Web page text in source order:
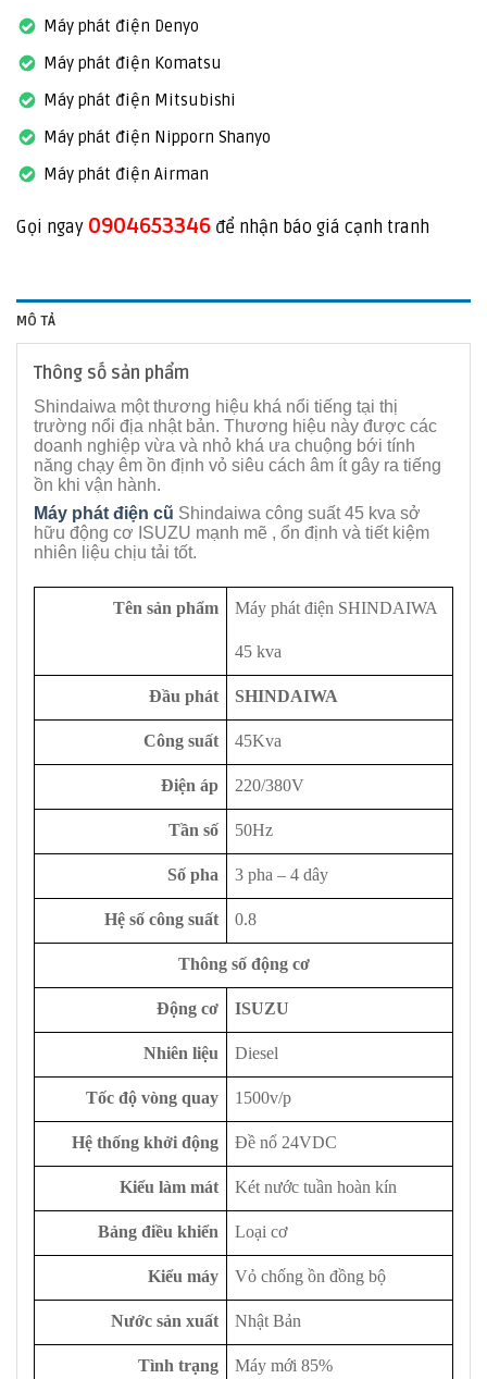
Máy phát điện Denyo
Máy phát điện Komatsu
Máy phát điện Mitsubishi
Máy phát điện Nipporn Shanyo
Máy phát điện Airman
Gọi ngay 0904653346 để nhận báo giá cạnh tranh
MÔ TẢ
Thông số sản phẩm
Shindaiwa một thương hiệu khá nổi tiếng tại thị
trường nổi địa nhật bản. Thương hiệu này được các
doanh nghiệp vừa và nhỏ khá ưa chuộng bới tính
năng chạy êm ồn định vỏ siêu cách âm ít gây ra tiếng
ồn khi vận hành.
Máy phát điện cũ Shindaiwa công suất 45 kva sở
hữu động cơ ISUZU mạnh mẽ , ổn định và tiết kiệm
nhiên liệu chịu tải tốt.
Tên sản phẩm Máy phát điện SHINDAIWA
45 kva
Đầu phát SHINDAIWA
Công suất 45Kva
Điện áp 220/380V
Tần số 50Hz
Số pha 3 pha – 4 dây
Hệ số công suất 0.8
Thông số động cơ
Động cơ ISUZU
Nhiên liệu Diesel
Tốc độ vòng quay 1500v/p
Hệ thống khởi động Đề nổ 24VDC
Kiểu làm mát Két nước tuần hoàn kín
Bảng điều khiển Loại cơ
Kiểu máy Vỏ chống ồn đồng bộ
Nước sản xuất Nhật Bản
Tình trạng Máy mới 85%